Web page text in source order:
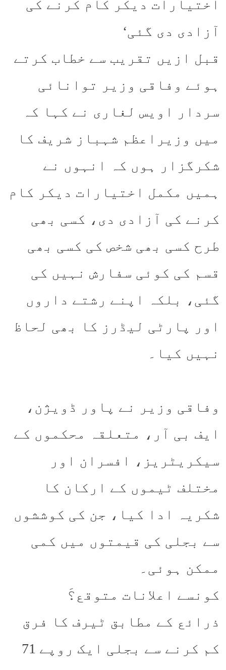
اختیارات دیکر کام کرنے کی
آزادی دی گئی‘
قبل ازیں تقریب سے خطاب کرتے
ہوئے وفاقی وزیر توانائی
سردار اویس لغاری نے کہا کہ
میں وزیراعظم شہباز شریف کا
شکرگزار ہوں کہ انہوں نے
ہمیں مکمل اختیارات دیکر کام
کرنے کی آزادی دی، کسی بھی
طرح کسی بھی شخص کی کسی بھی
قسم کی کوئی سفارش نہیں کی
گئی، بلکہ اپنے رشتے داروں
اور پارٹی لیڈرز کا بھی لحاظ
نہیں کیا۔
وفاقی وزیر نے پاور ڈویژن،
ایف بی آر، متعلقہ محکموں کے
سیکریٹریز، افسران اور
مختلف ٹیموں کے ارکان کا
شکریہ ادا کیا، جن کی کوششوں
سے بجلی کی قیمتوں میں کمی
ممکن ہوئی۔
کونسے اعلانات متوقع؟َ
ذرائع کے مطابق ٹیرف کا فرق
کم کرنے سے بجلی ایک روپے 71